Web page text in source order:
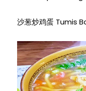
沙葱炒鸡蛋 Tumis